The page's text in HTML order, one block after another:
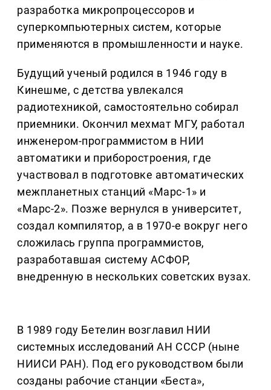
разработка микропроцессоров и
суперкомпьютерных систем, которые
применяются в промышленности и науке.
Будущий ученый родился в 1946 году в
Кинешме, с детства увлекался
радиотехникой, самостоятельно собирал
приемники. Окончил мехмат МГУ, работал
инженером-программистом в НИИ
автоматики и приборостроения, где
участвовал в подготовке автоматических
межпланетных станций «Марс-1» и
«Марс-2». Позже вернулся в университет,
создал компилятор, а в 1970-е вокруг него
сложилась группа программистов,
разработавшая систему АСФОР,
внедренную в нескольких советских вузах.
В 1989 году Бетелин возглавил НИИ
системных исследований АН СССР (ныне
НИИСИ РАН). Под его руководством были
созданы рабочие станции «Беста»,